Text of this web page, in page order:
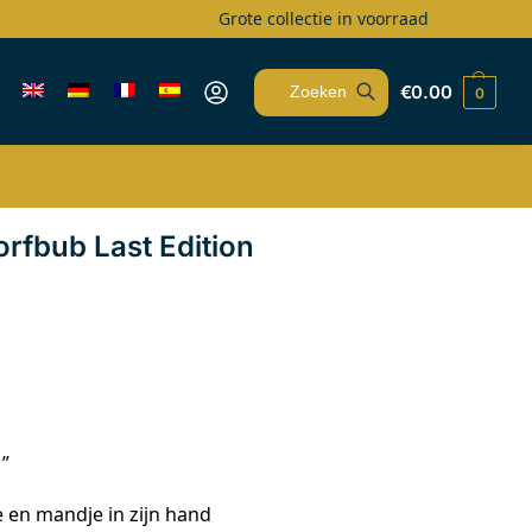
Grote collectie in voorraad
€0.00 0
Last Edition
mandje in zijn hand